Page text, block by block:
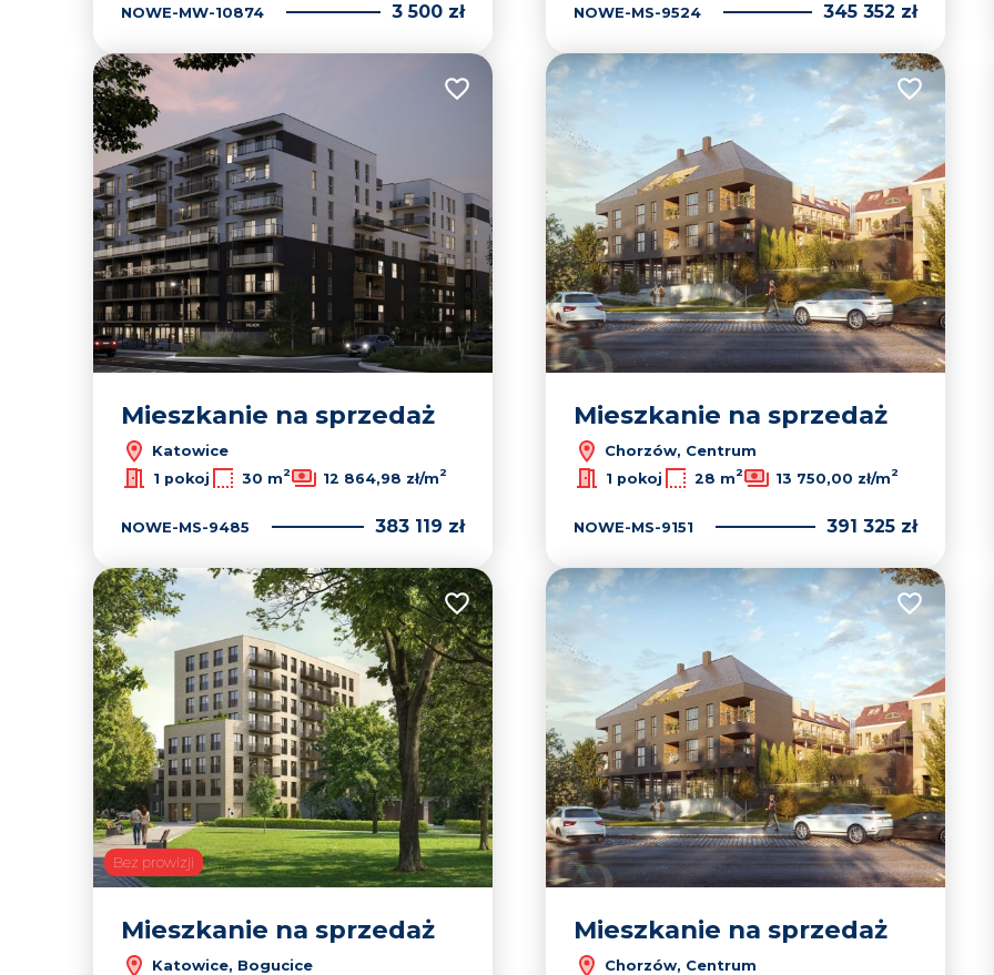
NOWE-MW-10874 3 500 zł NOWE-MS-9524 345 352 zł
Dodaj do ulubionych
Mieszkanie na sprzedaż
Katowice
1 pokoj 30 m2 12 864,98 zł/m2
NOWE-MS-9485 383 119 zł
Dodaj do
Mieszkanie na sprzedaż
Chorzów, Centrum
1 pokoj 28 m2 13 750,00 zł/m2
NOWE-MS-9151 391 325 zł
Bez prowizji
Dodaj do ulubionych
Mieszkanie na sprzedaż
Katowice, Bogucice
Dodaj do
Mieszkanie na sprzedaż
Chorzów, Centrum